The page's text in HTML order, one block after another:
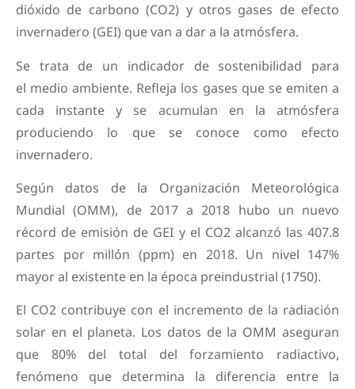
dióxido de carbono (CO2) y otros gases de efecto
invernadero (GEI) que van a dar a la atmósfera.
Se trata de un indicador de sostenibilidad para
el medio ambiente. Refleja los gases que se emiten a
cada instante y se acumulan en la atmósfera
produciendo lo que se conoce como efecto
invernadero.
Según datos de la Organización Meteorológica
Mundial (OMM), de 2017 a 2018 hubo un nuevo
récord de emisión de GEI y el CO2 alcanzó las 407.8
partes por millón (ppm) en 2018. Un nivel 147%
mayor al existente en la época preindustrial (1750).
El CO2 contribuye con el incremento de la radiación
solar en el planeta. Los datos de la OMM aseguran
que 80% del total del forzamiento radiactivo,
fenómeno que determina la diferencia entre la